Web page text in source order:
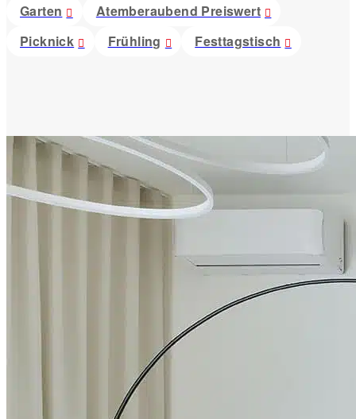
Garten
Atemberaubend Preiswert
Picknick
Frühling Festtagstisch